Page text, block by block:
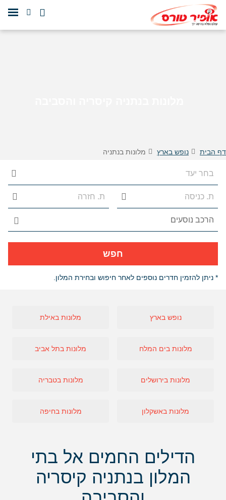
דף הבית נופש בארץ מלונות בנתניה
חפש
* ניתן להזמין חדרים נוספים לאחר חיפוש ובחירת המלון.
נופש בארץ מלונות באילת
מלונות בים המלח מלונות בתל אביב
מלונות בירושלים מלונות בטבריה
מלונות באשקלון מלונות בחיפה
הדילים החמים אל בתי
המלון בנתניה קיסריה